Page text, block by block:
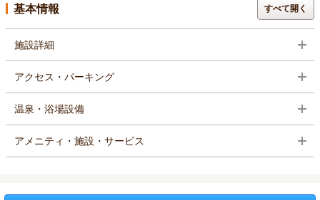
基本情報 すべて開く
施設詳細
アクセス・パーキング
温泉・浴場設備
アメニティ・施設・サービス